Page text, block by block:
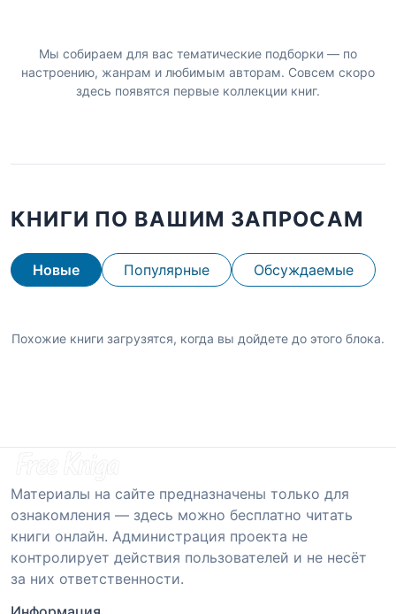
Мы собираем для вас тематические подборки — по
настроению, жанрам и любимым авторам. Совсем скоро
здесь появятся первые коллекции книг.
КНИГИ ПО ВАШИМ ЗАПРОСАМ
Новые Популярные Обсуждаемые
Похожие книги загрузятся, когда вы дойдете до этого блока.
Материалы на сайте предназначены только для
ознакомления — здесь можно бесплатно читать
книги онлайн. Администрация проекта не
контролирует действия пользователей и не несёт
за них ответственности.